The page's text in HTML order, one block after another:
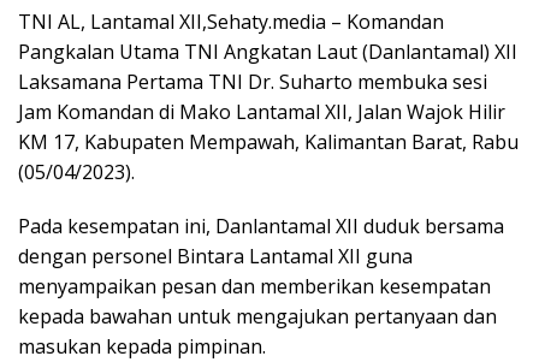
TNI AL, Lantamal XII,Sehaty.media – Komandan
Pangkalan Utama TNI Angkatan Laut (Danlantamal) XII
Laksamana Pertama TNI Dr. Suharto membuka sesi
Jam Komandan di Mako Lantamal XII, Jalan Wajok Hilir
KM 17, Kabupaten Mempawah, Kalimantan Barat, Rabu
(05/04/2023).
Pada kesempatan ini, Danlantamal XII duduk bersama
dengan personel Bintara Lantamal XII guna
menyampaikan pesan dan memberikan kesempatan
kepada bawahan untuk mengajukan pertanyaan dan
masukan kepada pimpinan.